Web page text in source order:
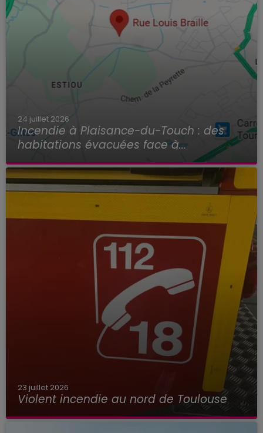
24 juillet 2026
Incendie à Plaisance-du-Touch : des
habitations évacuées face à...
23 juillet 2026
Violent incendie au nord de Toulouse